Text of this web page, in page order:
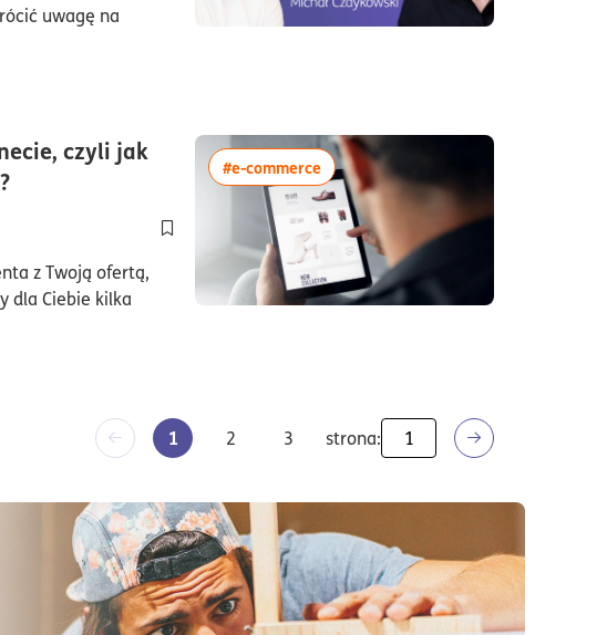
uwagę na
czyli jak
czas czytania7minuty
Dodaj do półki/usuń z półki artykuł Atrakcyjna prezentacja
z Twoją ofertą,
dla Ciebie kilka
#e-commercewięcej artykułów z tagiem:#e-
1 2 3 strona: